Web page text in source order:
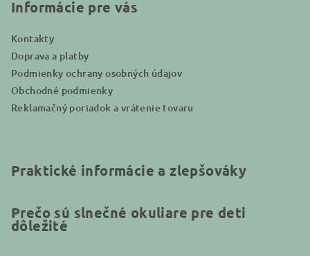
Informácie pre vás
Kontakty
Doprava a platby
Podmienky ochrany osobných údajov
Obchodné podmienky
Reklamačný poriadok a vrátenie tovaru
Praktické informácie a zlepšováky
Prečo sú slnečné okuliare pre deti
dôležité